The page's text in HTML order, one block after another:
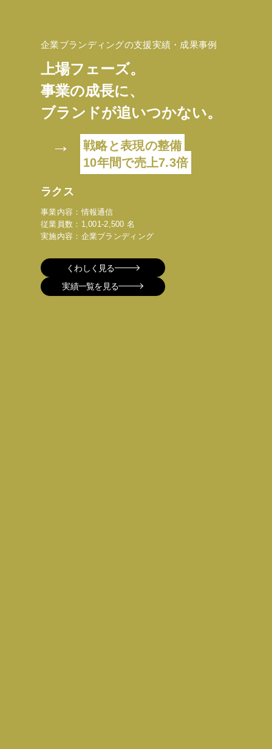
企業ブランディングの支援実績・成果事例
上場フェーズ。
事業の成長に、
ブランドが追いつかない。
→
戦略と表現の整備
10年間で売上7.3倍
ラクス
事業内容：情報通信
従業員数：1,001-2,500 名
実施内容：企業ブランディング
くわしく見る
実績一覧を見る